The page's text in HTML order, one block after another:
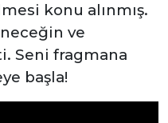
konu alınmış.
ve
Seni fragmana
başla!